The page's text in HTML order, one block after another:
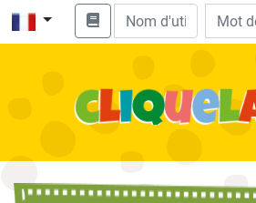
Enseignement
Histoires audio